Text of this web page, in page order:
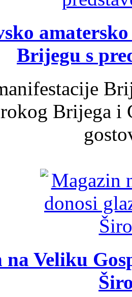
Brijegu s
Brijega
na Veliku